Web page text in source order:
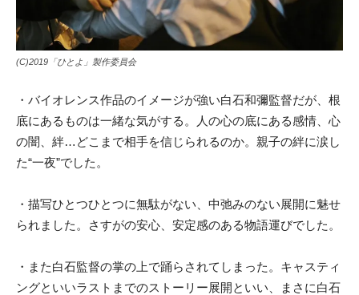
(C)2019「ひとよ」製作委員会
・バイオレンス作品のイメージが強い白石和彌監督だが、根
底にあるものは一緒な気がする。人の心の底にある感情、心
の闇、絆…どこまで相手を信じられるのか。親子の絆に涙し
た“一夜”でした。
・描写ひとつひとつに無駄がない、中弛みのない展開に魅せ
られました。さすがの安心、安定感のある物語運びでした。
・また白石監督の掌の上で踊らされてしまった。キャスティ
ングといいラストまでのストーリー展開といい、まさに白石